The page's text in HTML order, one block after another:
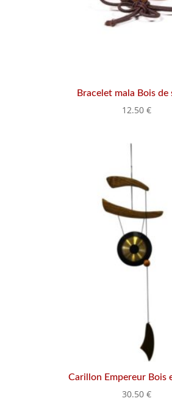
Bracelet mala Bois de
12.50 €
Carillon Empereur Bois
30.50 €